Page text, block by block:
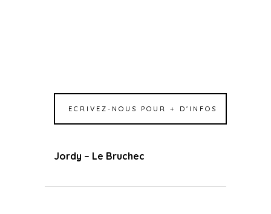
ECRIVEZ-NOUS POUR + D'INFOS
Jordy – Le Bruchec